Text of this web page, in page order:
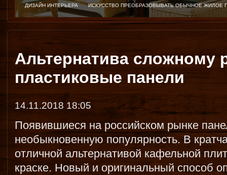
ДИЗАЙН ИНТЕРЬЕРА ИСКУССТВО ПРЕОБРАЗОВЫВАТЬ ОБЫЧНОЕ
Альтернатива сложному
пластиковые панели
14.11.2018 18:05
Появившиеся на российском рынке
необыкновенную популярность. В
отличной альтернативой кафельной
краске. Новый и оригинальный способ